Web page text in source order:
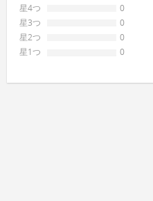
星4つ
0
星3つ
0
星2つ
0
星1つ
0